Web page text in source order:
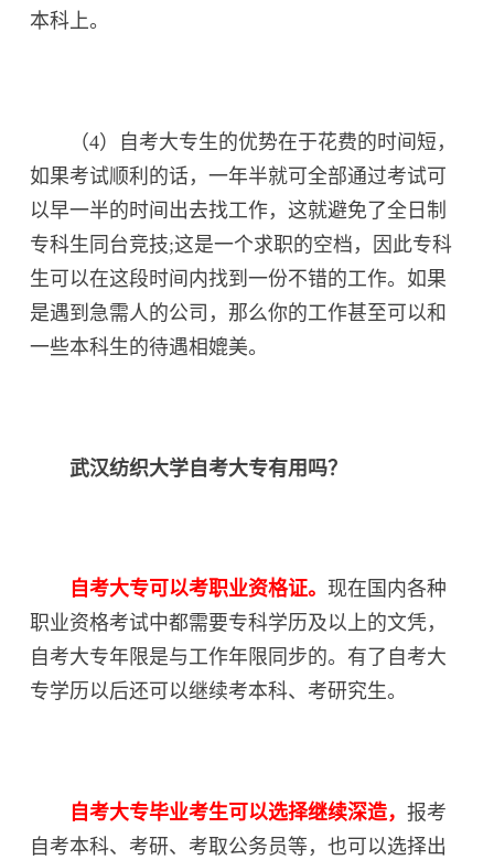
本科上。
（4）自考大专生的优势在于花费的时间短，
如果考试顺利的话，一年半就可全部通过考试可
以早一半的时间出去找工作，这就避免了全日制
专科生同台竞技;这是一个求职的空档，因此专科
生可以在这段时间内找到一份不错的工作。如果
是遇到急需人的公司，那么你的工作甚至可以和
一些本科生的待遇相媲美。
武汉纺织大学自考大专有用吗？
自考大专可以考职业资格证。现在国内各种
职业资格考试中都需要专科学历及以上的文凭，
自考大专年限是与工作年限同步的。有了自考大
专学历以后还可以继续考本科、考研究生。
自考大专毕业考生可以选择继续深造，报考
自考本科、考研、考取公务员等，也可以选择出